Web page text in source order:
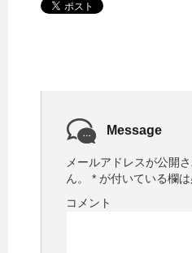
Message
メールアドレスが公開
ん。
* が付いている欄
コメント